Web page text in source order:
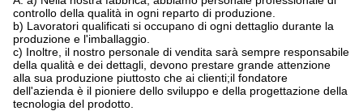
controllo della qualità in ogni reparto di produzione.
b) Lavoratori qualificati si occupano di ogni dettaglio durante la
produzione e l'imballaggio.
c) Inoltre, il nostro personale di vendita sarà sempre responsabile
della qualità e dei dettagli, devono prestare grande attenzione
alla sua produzione piuttosto che ai clienti;il fondatore
dell'azienda è il pioniere dello sviluppo e della progettazione della
tecnologia del prodotto.